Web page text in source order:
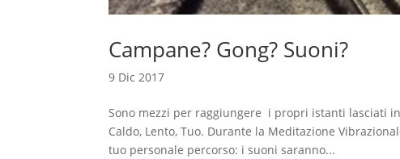
Campane? Gong? Suoni?
9 Dic 2017
Sono mezzi per raggiungere i propri istanti lasciati
Caldo, Lento, Tuo. Durante la Meditazione
tuo personale percorso: i suoni saranno...